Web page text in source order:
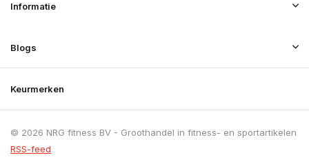
Informatie
Blogs
Keurmerken
© 2026 NRG fitness BV - Groothandel in fitness- en sportartikelen
RSS-feed